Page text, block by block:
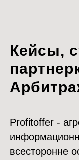
Кейсы,
Profitoffer -
всесторонне